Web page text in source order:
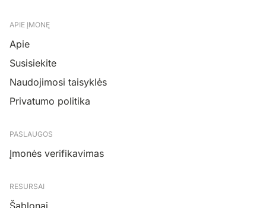
APIE ĮMONĘ
Apie
Susisiekite
Naudojimosi taisyklės
Privatumo politika
PASLAUGOS
Įmonės verifikavimas
RESURSAI
Šablonai